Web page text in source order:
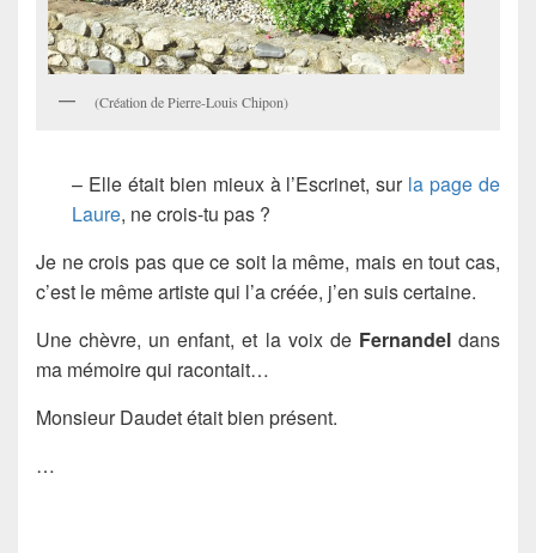
(Création de Pierre-Louis Chipon)
– Elle était bien mieux à l’Escrinet, sur la page de
Laure, ne crois-tu pas ?
Je ne crois pas que ce soit la même, mais en tout cas,
c’est le même artiste qui l’a créée, j’en suis certaine.
Une chèvre, un enfant, et la voix de Fernandeldans
ma mémoire qui racontait…
Monsieur Daudet était bien présent.
…